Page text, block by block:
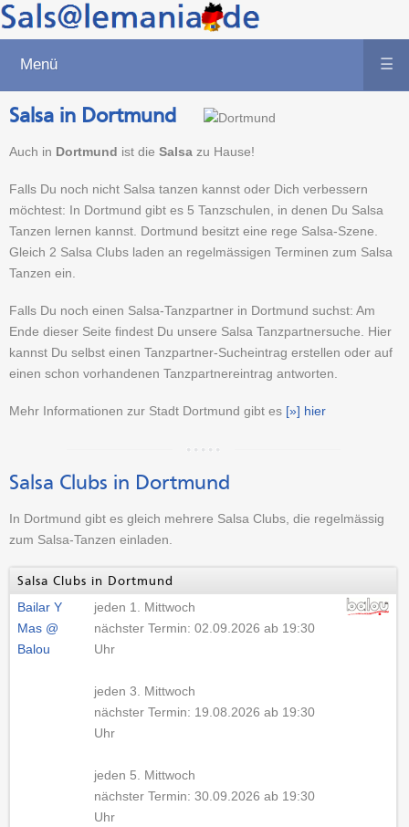
Menü ☰
Salsa in Dortmund
Auch in Dortmund ist die Salsa zu Hause!
Falls Du noch nicht Salsa tanzen kannst oder Dich verbessern
möchtest: In Dortmund gibt es 5 Tanzschulen, in denen Du Salsa
Tanzen lernen kannst. Dortmund besitzt eine rege Salsa-Szene.
Gleich 2 Salsa Clubs laden an regelmässigen Terminen zum Salsa
Tanzen ein.
Falls Du noch einen Salsa-Tanzpartner in Dortmund suchst: Am
Ende dieser Seite findest Du unsere Salsa Tanzpartnersuche. Hier
kannst Du selbst einen Tanzpartner-Sucheintrag erstellen oder auf
einen schon vorhandenen Tanzpartnereintrag antworten.
Mehr Informationen zur Stadt Dortmund gibt es [»] hier
Salsa Clubs in Dortmund
In Dortmund gibt es gleich mehrere Salsa Clubs, die regelmässig
zum Salsa-Tanzen einladen.
Salsa Clubs in Dortmund
Bailar Y
Mas @
Balou
jeden 1. Mittwoch
nächster Termin: 02.09.2026 ab 19:30
Uhr
jeden 3. Mittwoch
nächster Termin: 19.08.2026 ab 19:30
Uhr
jeden 5. Mittwoch
nächster Termin: 30.09.2026 ab 19:30
Uhr